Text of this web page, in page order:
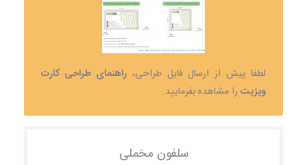
لطفا پیش از ارسال فایل طراحی،راهنمای طراحی کارت
ویزیت را مشاهده بفرمایید.
سلفون مخملی